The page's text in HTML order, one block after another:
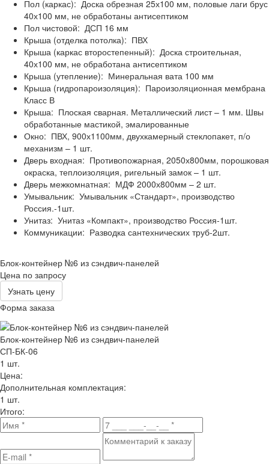
Пол (каркас): Доска обрезная 25х100 мм, половые лаги брус
40х100 мм, не обработаны антисептиком
Пол чистовой: ДСП 16 мм
Крыша (отделка потолка): ПВХ
Крыша (каркас второстепенный): Доска строительная,
40х100 мм, не обработана антисептиком
Крыша (утепление): Минеральная вата 100 мм
Крыша (гидропароизоляция): Пароизоляционная мембрана
Класс В
Крыша: Плоская сварная. Металлический лист – 1 мм. Швы
обработанные мастикой, эмалированные
Окно: ПВХ, 900х1100мм, двухкамерный стеклопакет, п/о
механизм – 1 шт.
Дверь входная: Противопожарная, 2050х800мм, порошковая
окраска, теплоизоляция, ригельный замок – 1 шт.
Дверь межкомнатная: МДФ 2000х800мм – 2 шт.
Умывальник: Умывальник «Стандарт», производство
Россия.-1шт.
Унитаз: Унитаз «Компакт», производство Россия-1шт.
Коммуникации: Разводка сантехнических труб-2шт.
Блок-контейнер №6 из сэндвич-панелей
Цена по запросу
Узнать цену
Форма заказа
Блок-контейнер №6 из сэндвич-панелей
СП-БК-06
1 шт.
Цена:
Дополнительная комплектация:
1 шт.
Итого: